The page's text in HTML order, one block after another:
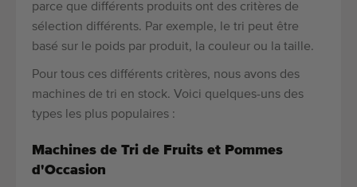
parce que différents produits ont des critères de
sélection différents. Par exemple, le tri peut être
basé sur le poids par produit, la couleur ou la taille.
Pour tous ces différents critères, nous avons des
machines de tri en stock. Voici quelques-uns des
types les plus populaires :
Machines de Tri de Fruits et Pommes
d'Occasion